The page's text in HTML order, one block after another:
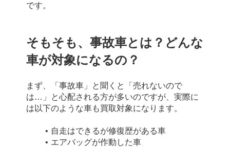
です。
そもそも、事故車とは？どんな
車が対象になるの？
まず、「事故車」と聞くと「売れないので
は…」と心配される方が多いのですが、実際に
は以下のような車も買取対象になります。
自走はできるが修復歴がある車
エアバッグが作動した車